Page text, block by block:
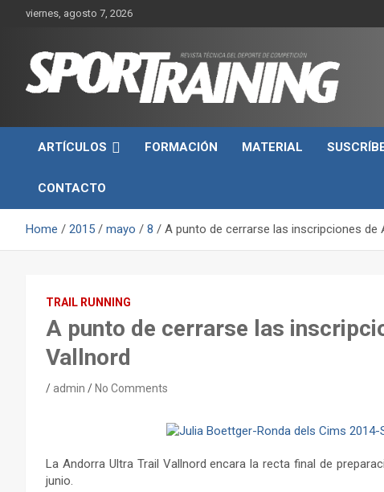
viernes, agosto 7, 2026
Revista técnica del
deporte Sport Training
rendimiento, nutrición y entrenamiento.
ARTÍCULOS
FORMACIÓN MATERIAL
CONTACTO
Home 2015 mayo 8 A punto de cerrarse las inscripciones de
TRAIL RUNNING
A punto de cerrarse las
Vallnord
admin No Comments
La Andorra Ultra Trail Vallnord encara la recta final de
junio.